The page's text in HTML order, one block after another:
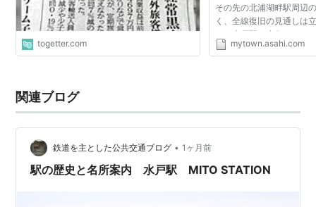
大洗駅 おおあらい
茨城
大
涸沼駅 ひぬま
茨城
鹿島旭駅 かしまあさひ
茨城
徳宿駅 とくしゅく
県鉾
togetter.com
その先の北浦湖畔駅周辺
く、全線復旧の見通しは
は、水戸駅と鹿島サッカ
（約５３キロ）と、乗り
mytown.asahi.com
関連ブログ
鉄道を主とした公共交通ブログ • 1ヶ月前
駅の歴史と名所案内 水戸駅 MITO STATION